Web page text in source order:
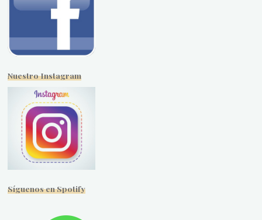
Nuestro Instagram
Síguenos en Spotify